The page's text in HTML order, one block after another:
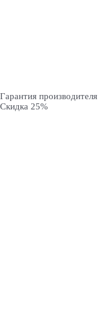
Гарантия производителя
Скидка 25%